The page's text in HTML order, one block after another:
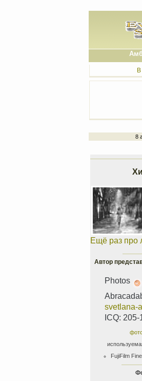
8
Ещё раз про
Автор
Photos
svetlana-
ICQ:
FujiFilm